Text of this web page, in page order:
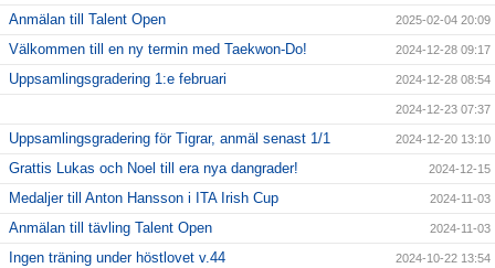
Anmälan till Talent Open 2025-02-04 20:09
Välkommen till en ny termin med Taekwon-Do! 2024-12-28 09:17
Uppsamlingsgradering 1:e februari 2024-12-28 08:54
2024-12-23 07:37
Uppsamlingsgradering för Tigrar, anmäl senast 1/1 2024-12-20 13:10
Grattis Lukas och Noel till era nya dangrader! 2024-12-15
Medaljer till Anton Hansson i ITA Irish Cup 2024-11-03
Anmälan till tävling Talent Open 2024-11-03
Ingen träning under höstlovet v.44 2024-10-22 13:54